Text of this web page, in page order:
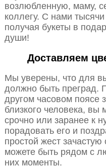
возлюбленную, маму,
коллегу. С нами
получая букеты в
души!
Доставляем
Мы уверены, что для
должно быть преград.
другом часовом поясе
близкого человека, вы
срочно или заранее к
порадовать его и
простой жест
можете быть рядом с
них моменты.